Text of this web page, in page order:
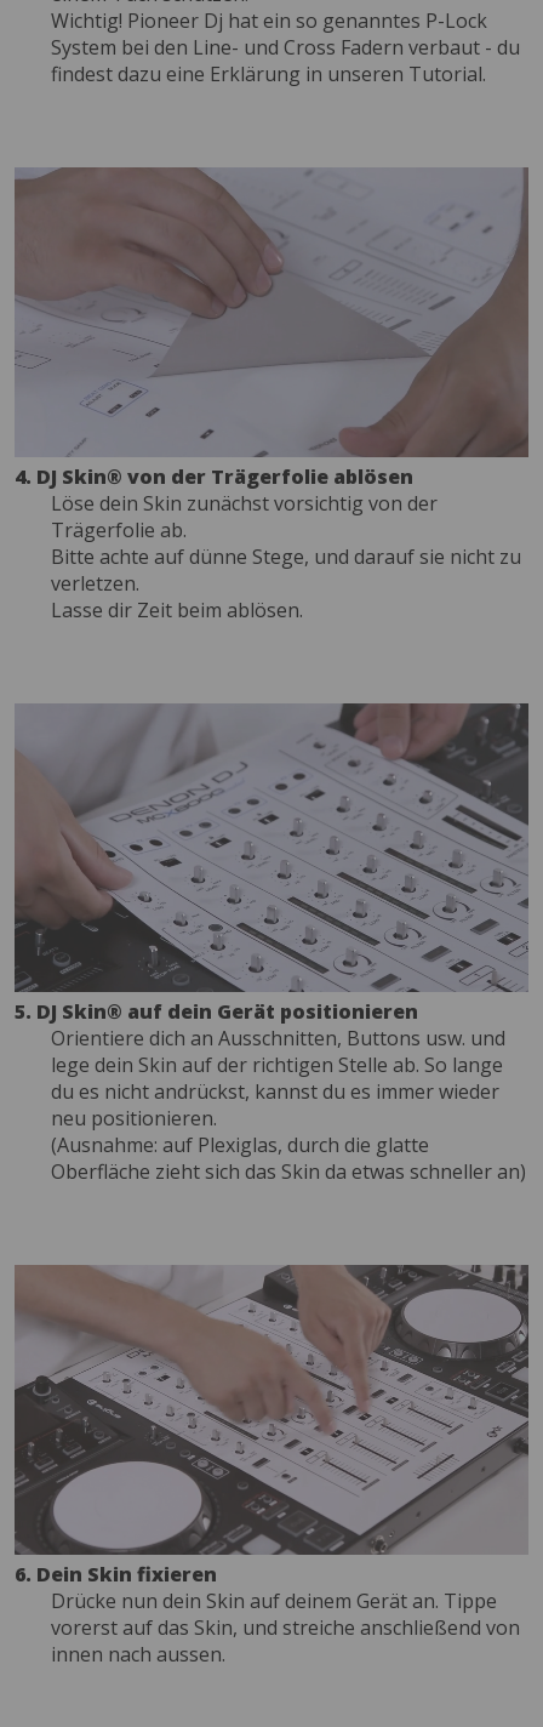
Wichtig! Pioneer Dj hat ein so genanntes P-Lock
System bei den Line- und Cross Fadern verbaut - du
findest dazu eine Erklärung in unseren Tutorial.
4. DJ Skin® von der Trägerfolie ablösen
Löse dein Skin zunächst vorsichtig von der
Trägerfolie ab.
Bitte achte auf dünne Stege, und darauf sie nicht zu
verletzen.
Lasse dir Zeit beim ablösen.
5. DJ Skin® auf dein Gerät positionieren
Orientiere dich an Ausschnitten, Buttons usw. und
lege dein Skin auf der richtigen Stelle ab. So lange
du es nicht andrückst, kannst du es immer wieder
neu positionieren.
(Ausnahme: auf Plexiglas, durch die glatte
Oberfläche zieht sich das Skin da etwas schneller an)
6. Dein Skin fixieren
Drücke nun dein Skin auf deinem Gerät an. Tippe
vorerst auf das Skin, und streiche anschließend von
innen nach aussen.